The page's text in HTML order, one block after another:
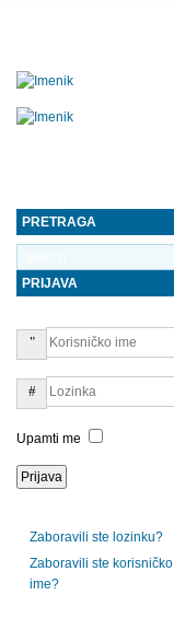
PRETRAGA
PRIJAVA
Upamti me
Zaboravili ste lozinku?
Zaboravili ste korisničko
ime?